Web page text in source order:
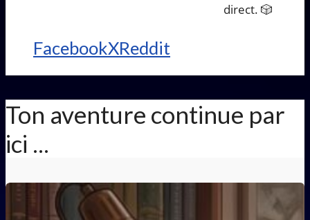
direct. 🎲
FacebookXReddit
Ton aventure continue par
ici ...